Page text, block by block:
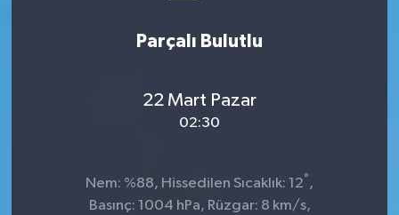
Parçalı Bulutlu
22 Mart Pazar
02:30
Nem: %88, Hissedilen Sıcaklık: 12° ,
Basınç: 1004 hPa, Rüzgar: 8 km/s,